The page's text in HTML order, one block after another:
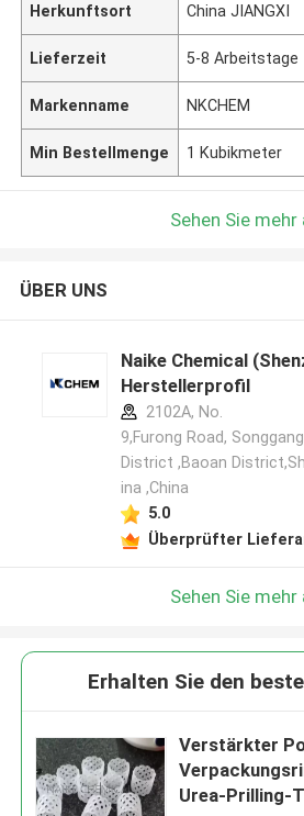
Herkunftsort China JIANGXI
Lieferzeit 5-8 Arbeitstage
Markenname NKCHEM
Min Bestellmenge 1 Kubikmeter
Sehen Sie mehr
ÜBER UNS
Naike Chemical
Herstellerprofil
2102A, No.
9,Furong Road,
District ,Baoan
ina ,China
5.0
Überprüfter
Sehen Sie mehr
Erhalten Sie den
Verstärkter
Urea-Prilling-